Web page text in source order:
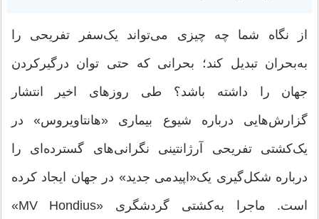
از نگاه شما چه چیزی می‌تواند یک‌سفر تفریحی را
به‌بحران تبدیل کند؛ بحرانی که حتی توان درگیرکردن
جهان را داشته باشد؟ طی روزهای اخیر انتشار
گزارش‌هایی درباره شیوع بیماری «هانتاویروس» در
یک‌کشتی تفریحی آرژانتینی نگرانی‌های گسترده‌ای را
درباره شکل‌گیری یک‌«اپیدمی جدید» در جهان ایجاد کرده
است. ماجرا به‌کشتی گردشگری «MV Hondius»